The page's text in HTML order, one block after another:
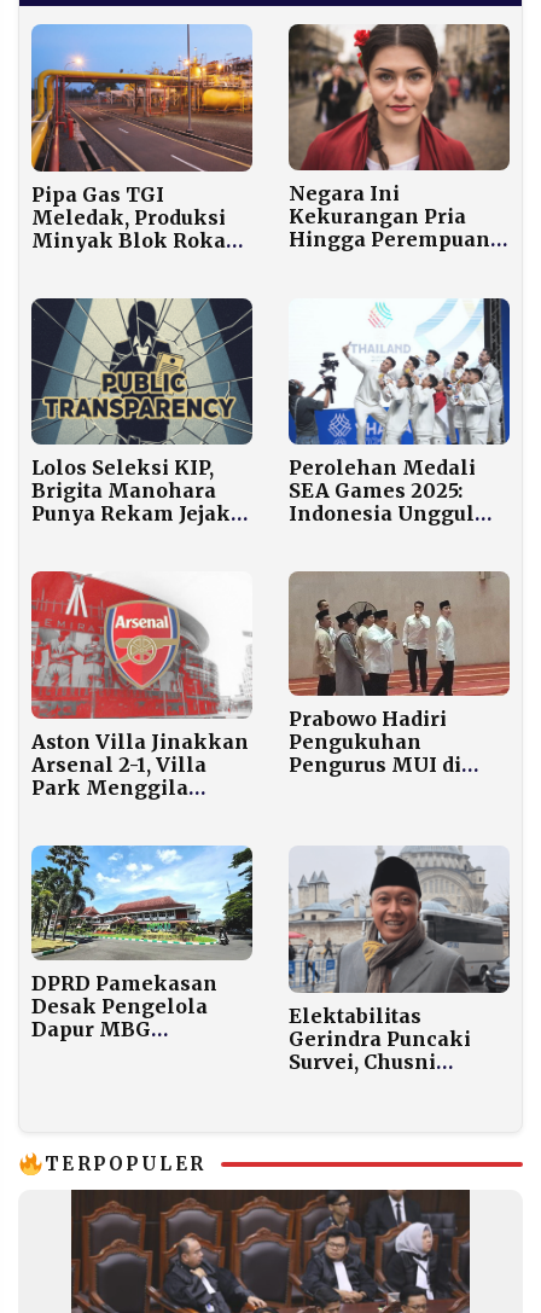
Pipa Gas TGI
Meledak, Produksi
Minyak Blok Rokan
Negara Ini
Kekurangan Pria
Hingga Perempuan
Lolos Seleksi KIP,
Brigita Manohara
Punya Rekam Jejak
Perolehan Medali
SEA Games 2025:
Indonesia Unggul
Aston Villa Jinakkan
Arsenal 2-1, Villa
Park Menggila
Prabowo Hadiri
Pengukuhan
Pengurus MUI di
DPRD Pamekasan
Desak Pengelola
Dapur MBG
Elektabilitas
Gerindra Puncaki
Survei, Chusni
TERPOPULER